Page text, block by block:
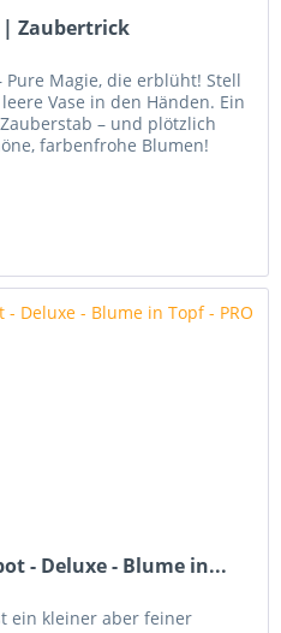
| Zaubertrick
– Pure Magie, die erblüht! Stell
Vase in den Händen. Ein
– und plötzlich
farbenfrohe Blumen!
- Deluxe - Blume in...
ein kleiner aber feiner